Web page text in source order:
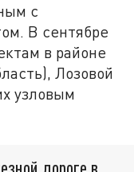
с
В сентябре
в районе
Лозовой
узловым